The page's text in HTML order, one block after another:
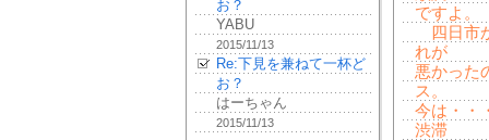
お？
YABU
2015/11/13
Re:下見を兼ねて一杯ど
お？
はーちゃん
2015/11/13
ですよ。
四日市
れが
悪かった
ス。
今は・・
渋滞